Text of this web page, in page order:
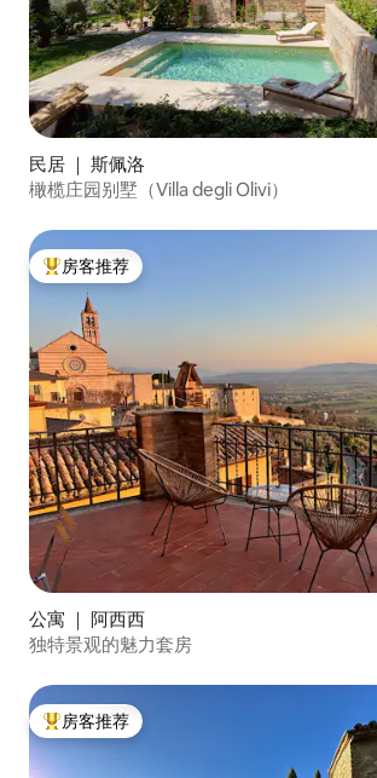
民居 ｜ 斯佩洛
橄榄庄园别墅（Villa degli Olivi）
热门「房客推荐」
房客推荐
公寓 ｜ 阿西西
独特景观的魅力套房
热门「房客推荐」
房客推荐